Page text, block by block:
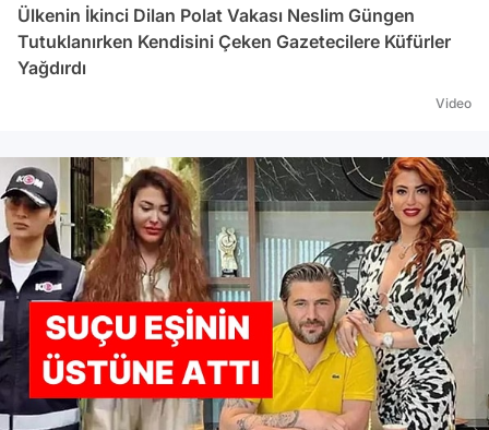
Ülkenin İkinci Dilan Polat Vakası Neslim Güngen
Tutuklanırken Kendisini Çeken Gazetecilere Küfürler
Yağdırdı
Video